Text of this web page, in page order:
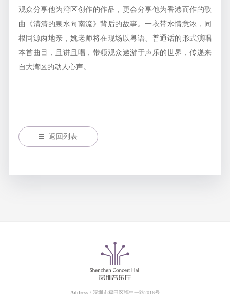
观众分享他为湾区创作的作品，更会分享他为香港而作的歌
曲《清清的泉水向南流》背后的故事。一衣带水情意浓，同
根同源两地亲，姚老师将在现场以粤语、普通话的形式演唱
本首曲目，且讲且唱，带领观众遨游于声乐的世界，传递来
自大湾区的动人心声。
返回列表
Address / 深圳市福田区福中一路2016号